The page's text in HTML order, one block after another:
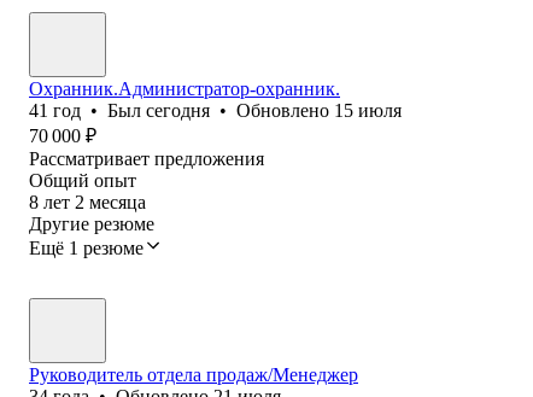
Охранник.Администратор-охранник.
41 год • Был сегодня • Обновлено 15 июля
70 000 ₽
Рассматривает предложения
Общий опыт
8 лет 2 месяца
Другие резюме
Ещё 1 резюме
Руководитель отдела продаж/Менеджер